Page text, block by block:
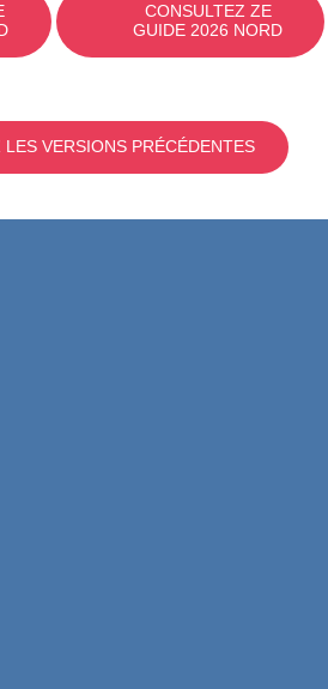
CONSULTEZ ZE
GUIDE 2026 NORD
VERSIONS PRÉCÉDENTES